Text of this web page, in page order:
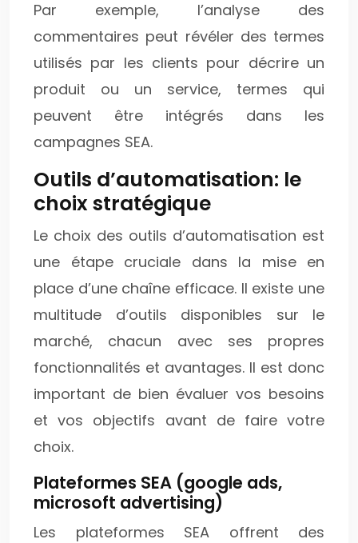
Par exemple, l’analyse des
commentaires peut révéler des termes
utilisés par les clients pour décrire un
produit ou un service, termes qui
peuvent être intégrés dans les
campagnes SEA.
Outils d’automatisation: le
choix stratégique
Le choix des outils d’automatisation est
une étape cruciale dans la mise en
place d’une chaîne efficace. Il existe une
multitude d’outils disponibles sur le
marché, chacun avec ses propres
fonctionnalités et avantages. Il est donc
important de bien évaluer vos besoins
et vos objectifs avant de faire votre
choix.
Plateformes SEA (google ads,
microsoft advertising)
Les plateformes SEA offrent des